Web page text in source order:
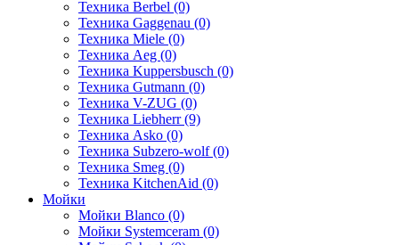
Техника Berbel (0)
Техника Gaggenau (0)
Техника Miele (0)
Техника Aeg (0)
Техника Kuppersbusch (0)
Техника Gutmann (0)
Техника V-ZUG (0)
Техника Liebherr (9)
Техника Asko (0)
Техника Subzero-wolf (0)
Техника Smeg (0)
Техника KitchenAid (0)
Мойки
Мойки Blanco (0)
Мойки Systemceram (0)